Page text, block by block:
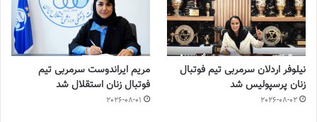
نیلوفر اردلان سرمربی تیم فوتبال
زنان پرسپولیس شد
2026-08-02
مریم ایراندوست سرمربی تیم
فوتبال زنان استقلال شد
2026-08-01